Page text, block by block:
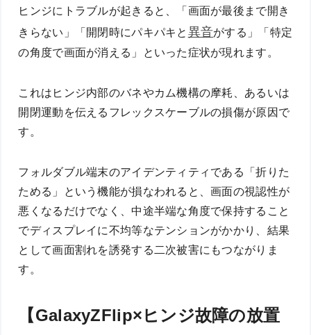
ヒンジにトラブルが起きると、「画面が最後まで開き
きらない」「開閉時にパキパキと 異音がする」「特定
の角度で画面が消える」といった症状が現れます。
これはヒンジ内部のバネやカム機構の摩耗、あるいは
開閉運動を伝えるフレックスケーブルの損傷が原因で
す。
フォルダブル端末のアイデンティティである「折りた
ためる」という機能が損なわれると、画面の視認性が
悪くなるだけでなく、中途半端な角度で保持すること
でディスプレイに不均等なテンションがかかり、結果
として画面割れを誘発する二次被害にもつながりま
す。
【GalaxyZFlip×ヒンジ故障の放置